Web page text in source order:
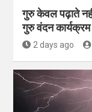
गुरु केवल पढ़ाते
गुरु वंदन कार्यक्रम
2 days ago